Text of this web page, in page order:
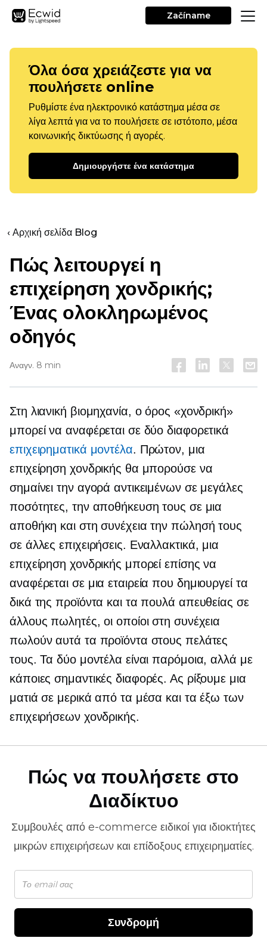
Začíname
Όλα όσα χρειάζεστε για να
πουλήσετε online
Ρυθμίστε ένα ηλεκτρονικό κατάστημα μέσα σε
λίγα λεπτά για να το πουλήσετε σε ιστότοπο, μέσα
κοινωνικής δικτύωσης ή αγορές.
Δημιουργήστε ένα κατάστημα
‹ Αρχική σελίδα Blog
Πώς λειτουργεί η
επιχείρηση χονδρικής;
Ένας ολοκληρωμένος
οδηγός
Αναγν. 8 min
Στη λιανική βιομηχανία, ο όρος «χονδρική»
μπορεί να αναφέρεται σε δύο διαφορετικά
επιχειρηματικά μοντέλα. Πρώτον, μια
επιχείρηση χονδρικής θα μπορούσε να
σημαίνει την αγορά αντικειμένων σε μεγάλες
ποσότητες, την αποθήκευση τους σε μια
αποθήκη και στη συνέχεια την πώλησή τους
σε άλλες επιχειρήσεις. Εναλλακτικά, μια
επιχείρηση χονδρικής μπορεί επίσης να
αναφέρεται σε μια εταιρεία που δημιουργεί τα
δικά της προϊόντα και τα πουλά απευθείας σε
άλλους πωλητές, οι οποίοι στη συνέχεια
πωλούν αυτά τα προϊόντα στους πελάτες
τους. Τα δύο μοντέλα είναι παρόμοια, αλλά με
κάποιες σημαντικές διαφορές. Ας ρίξουμε μια
ματιά σε μερικά από τα μέσα και τα έξω των
επιχειρήσεων χονδρικής.
Πώς να πουλήσετε στο
Διαδίκτυο
Συμβουλές από e-commerce ειδικοί για ιδιοκτήτες
μικρών επιχειρήσεων και επίδοξους επιχειρηματίες.
Συνδρομή